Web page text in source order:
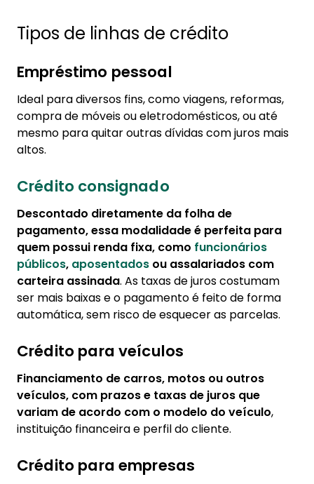
Tipos de linhas de crédito
Empréstimo pessoal
Ideal para diversos fins, como viagens, reformas,
compra de móveis ou eletrodomésticos, ou até
mesmo para quitar outras dívidas com juros mais
altos.
Crédito consignado
Descontado diretamente da folha de
pagamento, essa modalidade é perfeita para
quem possui renda fixa, como funcionários
públicos, aposentados ou assalariados com
carteira assinada. As taxas de juros costumam
ser mais baixas e o pagamento é feito de forma
automática, sem risco de esquecer as parcelas.
Crédito para veículos
Financiamento de carros, motos ou outros
veículos, com prazos e taxas de juros que
variam de acordo com o modelo do veículo,
instituição financeira e perfil do cliente.
Crédito para empresas